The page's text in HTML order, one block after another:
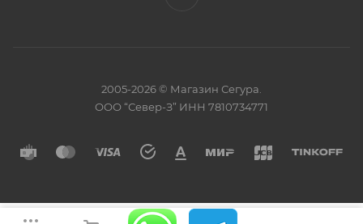
2005-2026 © Магазин Сегура.
ООО “Север-З” ИНН 7810734771